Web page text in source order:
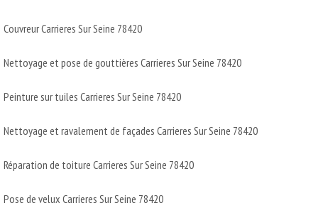
Couvreur Carrieres Sur Seine 78420
Nettoyage et pose de gouttières Carrieres Sur Seine 78420
Peinture sur tuiles Carrieres Sur Seine 78420
Nettoyage et ravalement de façades Carrieres Sur Seine 78420
Réparation de toiture Carrieres Sur Seine 78420
Pose de velux Carrieres Sur Seine 78420